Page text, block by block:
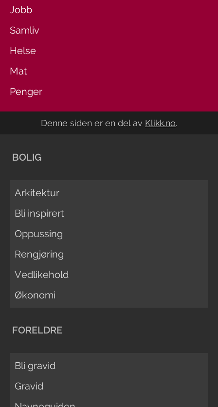
Jobb
Samliv
Helse
Mat
Penger
Denne siden er en del av Klikk.no.
BOLIG
Arkitektur
Bli inspirert
Oppussing
Rengjøring
Vedlikehold
Økonomi
FORELDRE
Bli gravid
Gravid